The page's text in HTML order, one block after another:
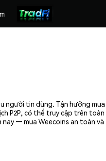
người tin dùng. Tận hưởng
P2P, có thể truy cập trên
— mua Weecoins an toàn